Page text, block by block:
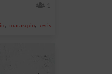
1
, marasquin, cerise